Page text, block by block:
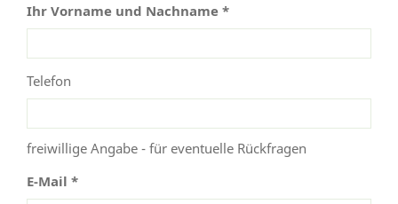
Ihr Vorname und Nachname *
Telefon
freiwillige Angabe - für eventuelle Rückfragen
E-Mail *